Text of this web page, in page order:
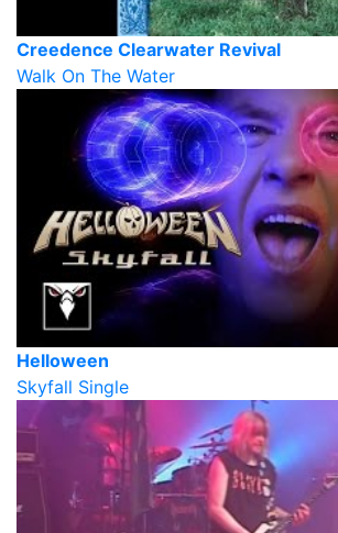
Creedence Clearwater Revival
Walk On The Water
Helloween
Skyfall Single